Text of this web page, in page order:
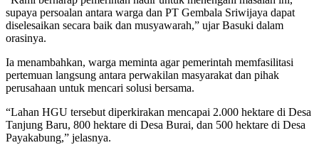
supaya persoalan antara warga dan PT Gembala Sriwijaya dapat
diselesaikan secara baik dan musyawarah,” ujar Basuki dalam
orasinya.
Ia menambahkan, warga meminta agar pemerintah memfasilitasi
pertemuan langsung antara perwakilan masyarakat dan pihak
perusahaan untuk mencari solusi bersama.
“Lahan HGU tersebut diperkirakan mencapai 2.000 hektare di Desa
Tanjung Baru, 800 hektare di Desa Burai, dan 500 hektare di Desa
Payakabung,” jelasnya.